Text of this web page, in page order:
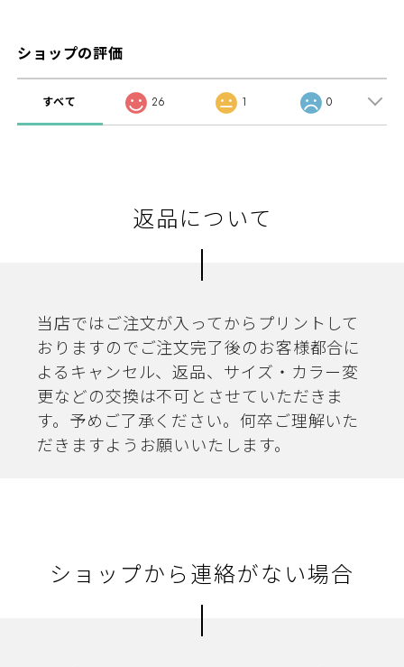
ショップの評価
すべて 26 1 0
返品について
当店ではご注文が入ってからプリントして
おりますのでご注文完了後のお客様都合に
よるキャンセル、返品、サイズ・カラー変
更などの交換は不可とさせていただきま
す。予めご了承ください。何卒ご理解いた
だきますようお願いいたします。
ショップから連絡がない場合